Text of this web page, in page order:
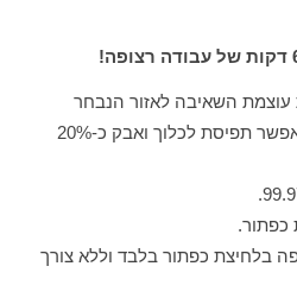
בעל 14 תנועות סיבוביות המאפשר תפיסת לכלוך ואבק כ-20%
כפתור.
בלחיצת כפתור בלבד וללא צורך